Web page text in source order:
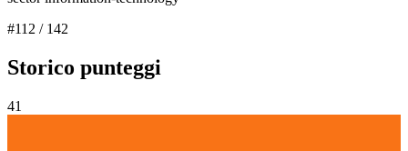
#112 / 142
Storico punteggi
41